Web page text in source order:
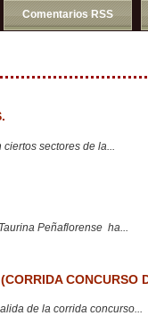
Comentarios RSS
sectores de la...
Peñaflorense ha...
CONCURSO
de la corrida concurso...